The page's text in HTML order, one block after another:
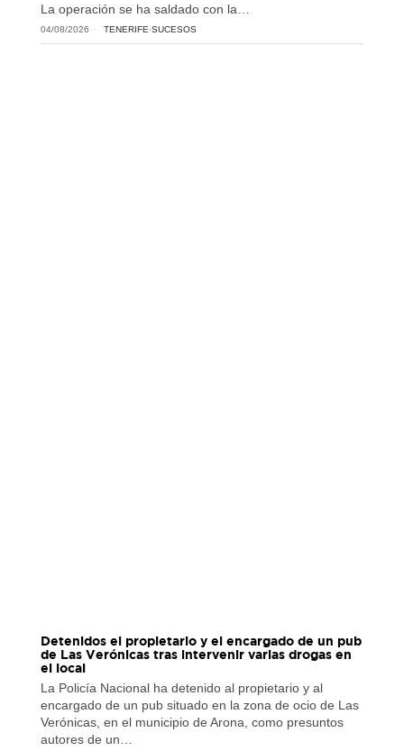
La operación se ha saldado con la…
04/08/2026 TENERIFE·SUCESOS
Detenidos el propietario y el encargado de un pub
de Las Verónicas tras intervenir varias drogas en
el local
La Policía Nacional ha detenido al propietario y al
encargado de un pub situado en la zona de ocio de Las
Verónicas, en el municipio de Arona, como presuntos
autores de un…